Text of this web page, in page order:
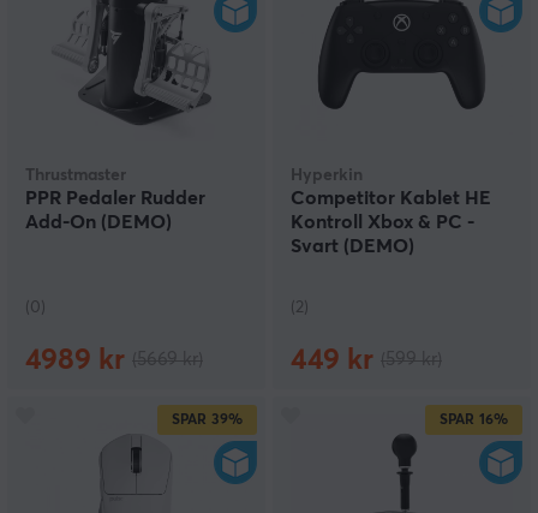
Thrustmaster
PPR Pedaler Rudder
Add-On (DEMO)
(0)
4989 kr
Hyperkin
Competitor Kablet HE
Kontroll Xbox & PC -
Svart (DEMO)
(2)
449 kr
SPAR 39% SPAR 16%